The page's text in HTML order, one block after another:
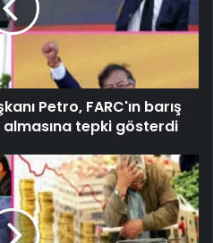
Petro, FARC'ın barış
tepki gösterdi